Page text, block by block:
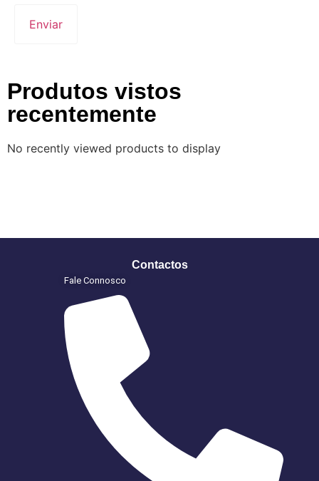
Produtos vistos
recentemente
No recently viewed products to display
Contactos
Fale Connosco